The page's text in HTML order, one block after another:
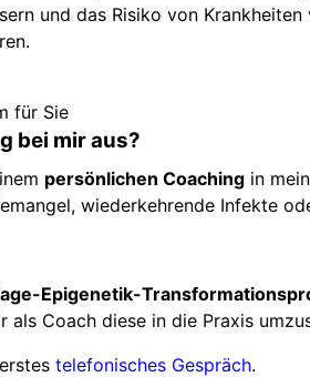
und das Risiko von
für Sie
bei mir aus?
persönlichen Coaching in
wiederkehrende Infekte
Epigenetik-
als Coach diese in die Praxis
telefonisches Gespräch.